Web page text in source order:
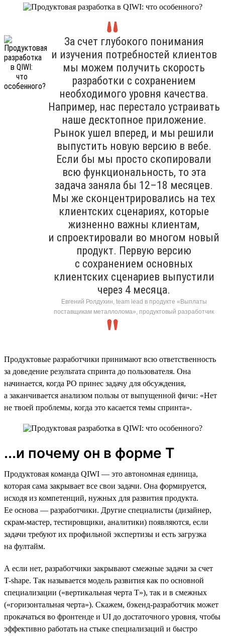
За счет глубокого понимания
и изучения потребностей клиентов
мы можем получить скорость
разработки с сохранением
необходимого уровня качества.
Например, нас перестало устраивать
наше десктопное приложение.
Рынок ушел вперед, и мы решили
выпустить новую версию в вебе.
Если бы мы просто скопировали
всю функциональность, то эта
задача заняла бы 12–18 месяцев.
Мы же сконцентрировались на тех
клиентских сценариях, которые
жизненно важны клиентам,
и спроектировали во многом новый
продукт. Первую версию
с сохранением основных
клиентских сценариев выпустили
через 4 месяца.
Евгений Ролдухин, team lead в продукте «Выплаты
поставщикам металлолома», продуктовый разработчик
Продуктовые разработчики принимают всю ответственность
за доведение результата спринта до пользователя. Она
начинается, когда PO принес задачу для обсуждения,
а заканчивается анализом пользы от выпущенной фичи: «Нет
не твоей проблемы, когда это касается темы спринта».
...и почему он в форме Т
Продуктовая команда QIWI — это автономная единица,
которая сама закрывает все свои задачи. Она формируется,
исходя из компетенций, нужных для развития продукта.
Ее основа — разработчики. Другие специалисты (дизайнер,
скрам-мастер, тестировщики, аналитики) появляются, если
задачи требуют их профильной экспертизы и есть загрузка
на фултайм.
А если нет, разработчики закрывают смежные задачи за счет
T-shape. Так называется модель развития как по основной
специализации («вертикальная черта Т»), так и в смежных
(«горизонтальная черта»). Скажем, бэкенд-разработчик может
прокачаться во фронтенде и UI до достаточного уровня, чтобы
эффективно работать на стыке специализаций и быстро